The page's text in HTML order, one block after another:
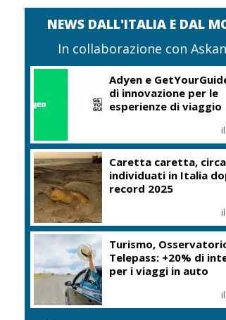
NEWS DALL'ITALIA E DAL
In collaborazione con
Adyen e
di innovazione per le
esperienze di viaggio
Caretta caretta,
individuati in Italia
record 2025
Turismo,
Telepass: +20% di
per i viaggi in auto